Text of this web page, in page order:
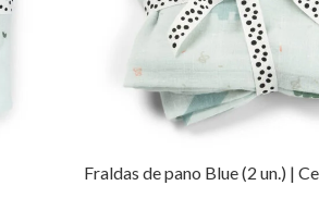
Fraldas de pano Blue (2 un.) |